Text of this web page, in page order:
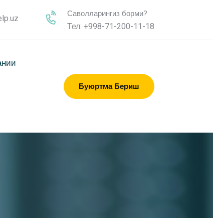
Саволларингиз борми?
Тел: +998-71-200-11-18
Буюртма Бериш